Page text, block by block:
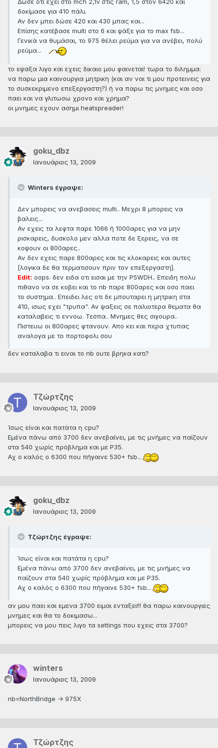
δοκίμασε για 410 πάλι.
Αν δεν μπει δώσε 420 και 430 μπας και...
Επίσης κατέβασε multi στο 6 και ψάξε για το max fsb...
Γενικά να θυμάσαι, το 975 θέλει ρεύμα για να ανέβει, πολύ
ρεύμα...
το εψαξα λιγο και εχεις δικαιο μου φαινεται! τωρα το διλημμα:
να παρω μια καινουργια μητρικη (και αν ναι τι μου προτεινεις για
το συσκεκριμενο επεξεργαστη?) ή να παρω τις μνημες και οσο
παει και να γλιτωσω χρονο και χρημα?
οι μνημες εχουν ασημι heatspreader!
goku_dbz
Ιανουάριος 13, 2009
Winters έγραψε:
Δεν μπορεις να ανεβασεις multi.. Μεχρι 8 μπορεις να
βαλεις...
Αν εχεις τα λεφτα παρε 1066 ή 1000αρες για να μην
ρισκαρεις, δυσκολο μεν αλλα ποτε δε ξερεις, να σε
κοψουν οι 800αρες..
Αν δεν εχεις παρε 800αρες και τις κλοκαρεις και αυτες
[λογικα δε θα τερματισουν πριν τον επεξεργαστη].
Edit: oops. δεν ειδα οτι εισαι με την P5WDH.. Επειδη πολυ
πιθανο να σε κοβει και το nb παρε 800αρες και οσο παει
το συστημα.. Επειδει λες οτι δε μπουταρει η μητρικη στα
410, ισως εχει "τρυπα". Αν ψαξεις σε παλιοτερα θεματα θα
καταλαβεις τι εννοω. Τεσπα.. Μνημες θες σιγουρα..
Πιστευω οι 800αρες φτανουν. Απο κει και περα χτυπας
αναλογα με το πορτοφολι σου
δεν καταλαβα τι ειναι το nb ουτε βρηκα κατι?
Τζώρτζης
Ιανουάριος 13, 2009
Ίσως είναι και πατάτα η cpu?
Εμένα πάνω από 3700 δεν ανεβαίνει, με τις μνήμες να παίζουν
στα 540 χωρίς πρόβλημα και με P35.
Αχ ο καλός ο 6300 που πήγαινε 530+ fsb...
goku_dbz
Ιανουάριος 13, 2009
Τζώρτζης έγραψε:
Ίσως είναι και πατάτα η cpu?
Εμένα πάνω από 3700 δεν ανεβαίνει, με τις μνήμες να
παίζουν στα 540 χωρίς πρόβλημα και με P35.
Αχ ο καλός ο 6300 που πήγαινε 530+ fsb...
αν μου παει και εμενα 3700 ειμαι ενταξει!!! θα παρω καινουργιες
μνημες και θα το δοκιμασω...
μπορεις να μου πεις λιγο τα settings που εχεις στα 3700?
winters
Ιανουάριος 13, 2009
nb=NorthBridge -> 975X
Τζώρτζης